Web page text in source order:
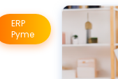
ERP
Pyme